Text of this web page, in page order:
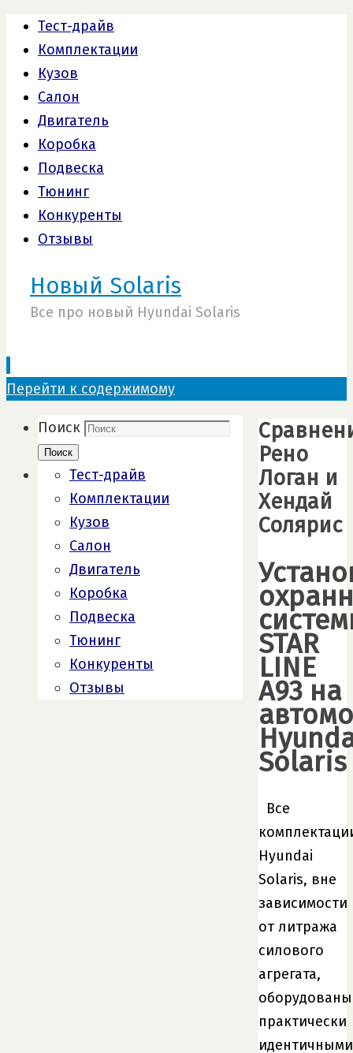
Тест-драйв
Комплектации
Кузов
Салон
Двигатель
Коробка
Подвеска
Тюнинг
Конкуренты
Отзывы
Новый Solaris
Все про новый Hyundai Solaris
Перейти к содержимому
Рено
Логан и
Хендай
Солярис
STAR
LINE
А93 на
Solaris
Все
Hyundai
Solaris, вне
зависимости
от литража
силового
агрегата,
оборудованы
практически
идентичными
Поиск
Поиск
Тест-драйв
Комплектации
Кузов
Салон
Двигатель
Коробка
Подвеска
Тюнинг
Конкуренты
Отзывы